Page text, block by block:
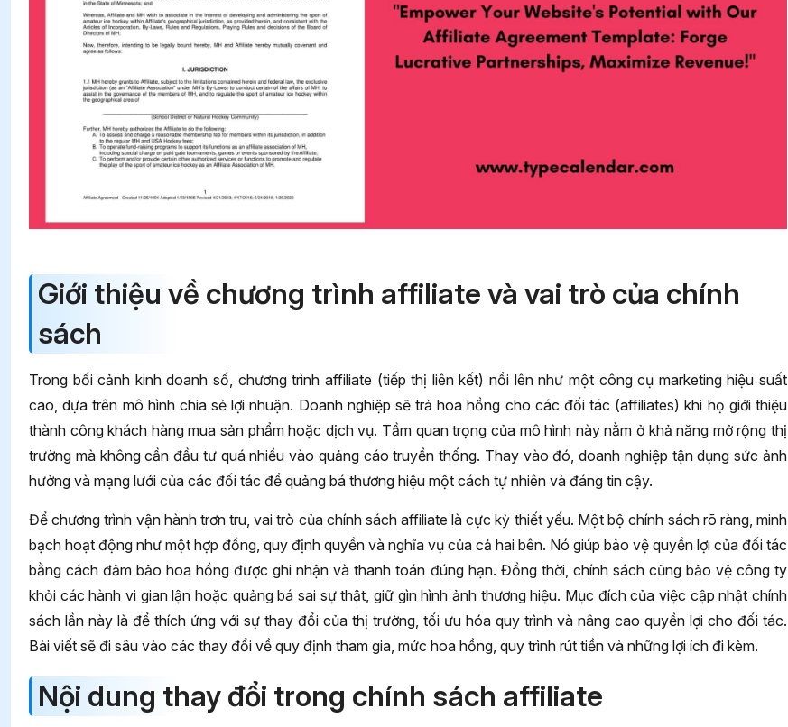
Giới thiệu về chương trình affiliate và vai trò của chính
sách
Trong bối cảnh kinh doanh số, chương trình affiliate (tiếp thị liên kết) nổi lên như một công cụ marketing hiệu suất
cao, dựa trên mô hình chia sẻ lợi nhuận. Doanh nghiệp sẽ trả hoa hồng cho các đối tác (affiliates) khi họ giới thiệu
thành công khách hàng mua sản phẩm hoặc dịch vụ. Tầm quan trọng của mô hình này nằm ở khả năng mở rộng thị
trường mà không cần đầu tư quá nhiều vào quảng cáo truyền thống. Thay vào đó, doanh nghiệp tận dụng sức ảnh
hưởng và mạng lưới của các đối tác để quảng bá thương hiệu một cách tự nhiên và đáng tin cậy.
Để chương trình vận hành trơn tru, vai trò của chính sách affiliate là cực kỳ thiết yếu. Một bộ chính sách rõ ràng, minh
bạch hoạt động như một hợp đồng, quy định quyền và nghĩa vụ của cả hai bên. Nó giúp bảo vệ quyền lợi của đối tác
bằng cách đảm bảo hoa hồng được ghi nhận và thanh toán đúng hạn. Đồng thời, chính sách cũng bảo vệ công ty
khỏi các hành vi gian lận hoặc quảng bá sai sự thật, giữ gìn hình ảnh thương hiệu. Mục đích của việc cập nhật chính
sách lần này là để thích ứng với sự thay đổi của thị trường, tối ưu hóa quy trình và nâng cao quyền lợi cho đối tác.
Bài viết sẽ đi sâu vào các thay đổi về quy định tham gia, mức hoa hồng, quy trình rút tiền và những lợi ích đi kèm.
Nội dung thay đổi trong chính sách affiliate